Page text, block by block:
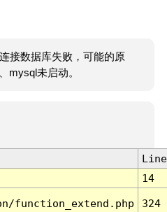
接数据库失败，可能的原
mysql未启动。
Line
14
function_extend.php 324